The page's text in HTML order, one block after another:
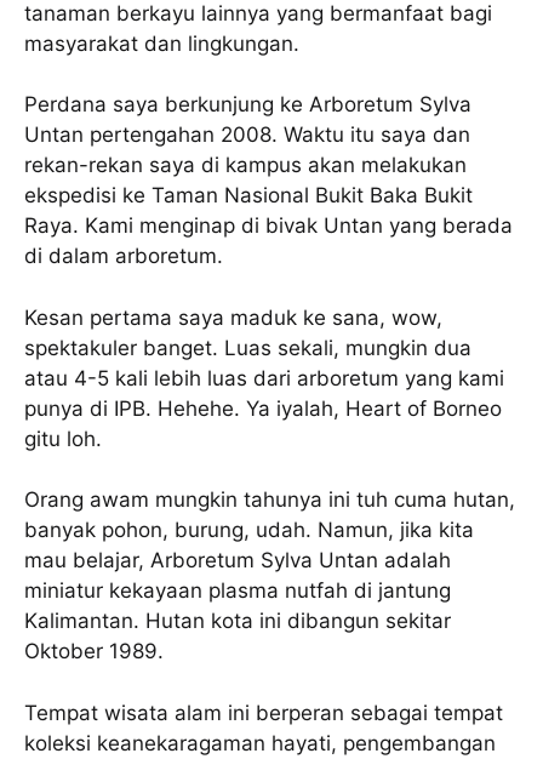
tanaman berkayu lainnya yang bermanfaat bagi
masyarakat dan lingkungan.
Perdana saya berkunjung ke Arboretum Sylva
Untan pertengahan 2008. Waktu itu saya dan
rekan-rekan saya di kampus akan melakukan
ekspedisi ke Taman Nasional Bukit Baka Bukit
Raya. Kami menginap di bivak Untan yang berada
di dalam arboretum.
Kesan pertama saya maduk ke sana, wow,
spektakuler banget. Luas sekali, mungkin dua
atau 4-5 kali lebih luas dari arboretum yang kami
punya di IPB. Hehehe. Ya iyalah, Heart of Borneo
gitu loh.
Orang awam mungkin tahunya ini tuh cuma hutan,
banyak pohon, burung, udah. Namun, jika kita
mau belajar, Arboretum Sylva Untan adalah
miniatur kekayaan plasma nutfah di jantung
Kalimantan. Hutan kota ini dibangun sekitar
Oktober 1989.
Tempat wisata alam ini berperan sebagai tempat
koleksi keanekaragaman hayati, pengembangan